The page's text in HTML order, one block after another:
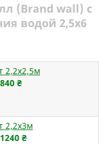
(Brand wall) с
водой 2,5х6
2,2х2,5м
₴
2,2х3м
₴